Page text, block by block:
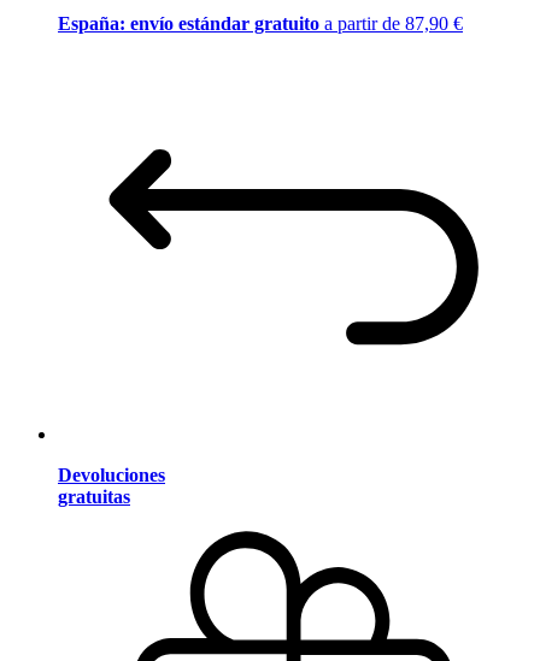
España: envío estándar gratuito a partir de 87,90 €
Devoluciones
gratuitas